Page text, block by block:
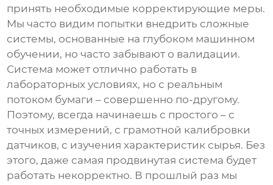
принять необходимые корректирующие меры.
Мы часто видим попытки внедрить сложные
системы, основанные на глубоком машинном
обучении, но часто забывают о валидации.
Система может отлично работать в
лабораторных условиях, но с реальным
потоком бумаги – совершенно по-другому.
Поэтому, всегда начинаешь с простого – с
точных измерений, с грамотной калибровки
датчиков, с изучения характеристик сырья. Без
этого, даже самая продвинутая система будет
работать некорректно. В прошлый раз мы